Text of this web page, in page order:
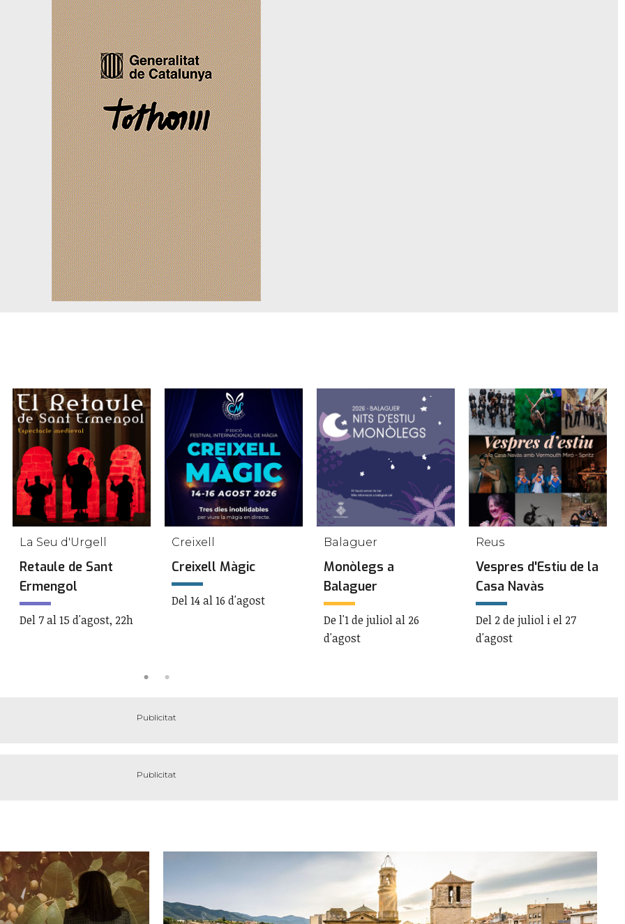
La Seu d'Urgell
Retaule de Sant
Ermengol
Del 7 al 15 d'agost, 22h
Creixell
Creixell Màgic
Del 14 al 16 d'agost
Balaguer
Monòlegs a
Balaguer
De l'1 de juliol al 26
d'agost
Reus
Vespres d'Estiu de la
Casa Navàs
Del 2 de juliol i el 27
d'agost